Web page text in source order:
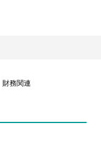
財務関連